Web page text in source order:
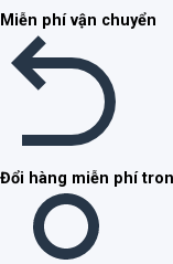
Miễn phí vận chuyển
Đổi hàng miễn phí